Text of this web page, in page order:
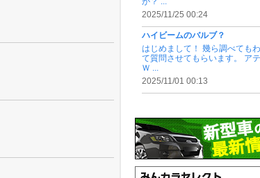
2025/11/25 00:24
ハイビームのバルブ？
はじめまして！ 幾ら調べても
て質問させてもらいます。 ア
Ｗ ...
2025/11/01 00:13